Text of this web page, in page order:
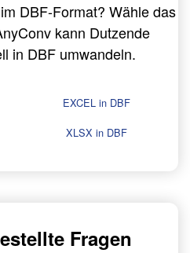
DBF-Format? Wähle das
kann Dutzende
in DBF umwandeln.
EXCEL in DBF
XLSX in DBF
Fragen